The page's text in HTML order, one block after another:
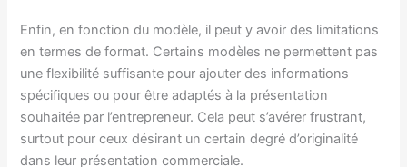
Enfin, en fonction du modèle, il peut y avoir des limitations
en termes de format. Certains modèles ne permettent pas
une flexibilité suffisante pour ajouter des informations
spécifiques ou pour être adaptés à la présentation
souhaitée par l’entrepreneur. Cela peut s’avérer frustrant,
surtout pour ceux désirant un certain degré d’originalité
dans leur présentation commerciale.